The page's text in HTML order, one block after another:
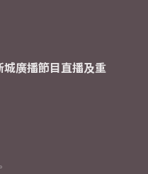
廣播節目直播及重